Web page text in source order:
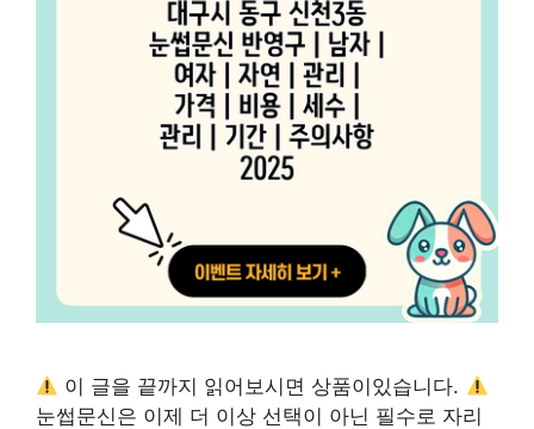
이 글을 끝까지 읽어보시면 상품이있습니다.
눈썹문신은 이제 더 이상 선택이 아닌 필수로 자리